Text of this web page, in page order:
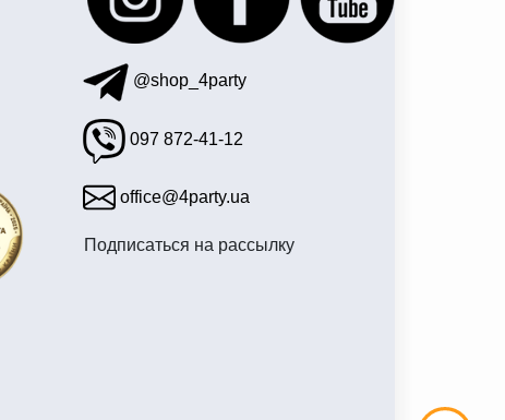
@shop_4party
097 872-41-12
office@4party.ua
Подписаться на рассылку